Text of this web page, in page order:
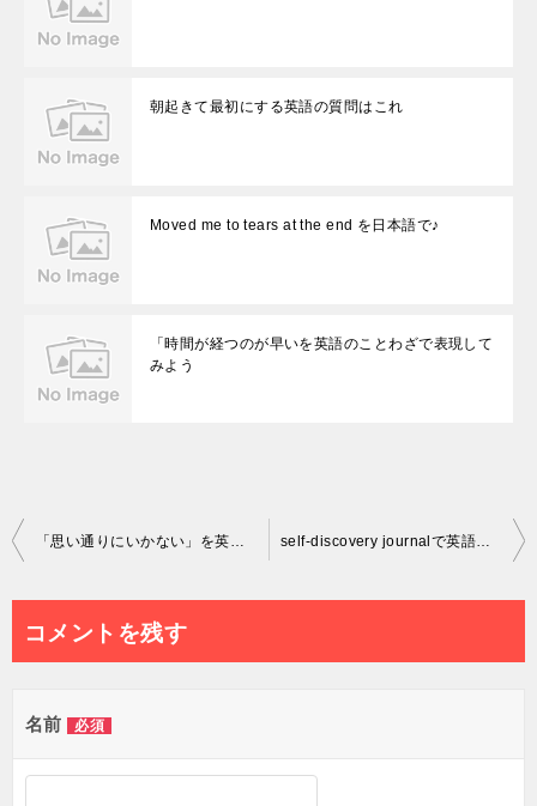
朝起きて最初にする英語の質問はこれ
Moved me to tears at the end を日本語で♪
「時間が経つのが早いを英語のことわざで表現して
みよう
投
ナ
ビ
ゲ
「思い通りにいかない」を英語で表現してみる self-discovery journalで英語で新しい自分を発見する方法
コメントを残す
名前 必須